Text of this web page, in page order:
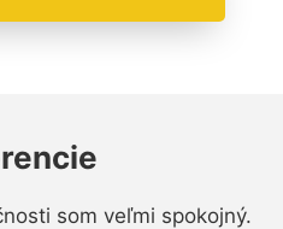
som veľmi spokojný.